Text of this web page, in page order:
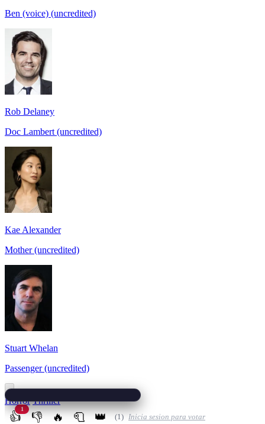
Ben (voice) (uncredited)
Rob Delaney
Doc Lambert (uncredited)
Kae Alexander
Mother (uncredited)
Stuart Whelan
Passenger (uncredited)
Horror Thriller
👍
1
👎 🔥 🧻 👑 (1) Inicia sesion para votar